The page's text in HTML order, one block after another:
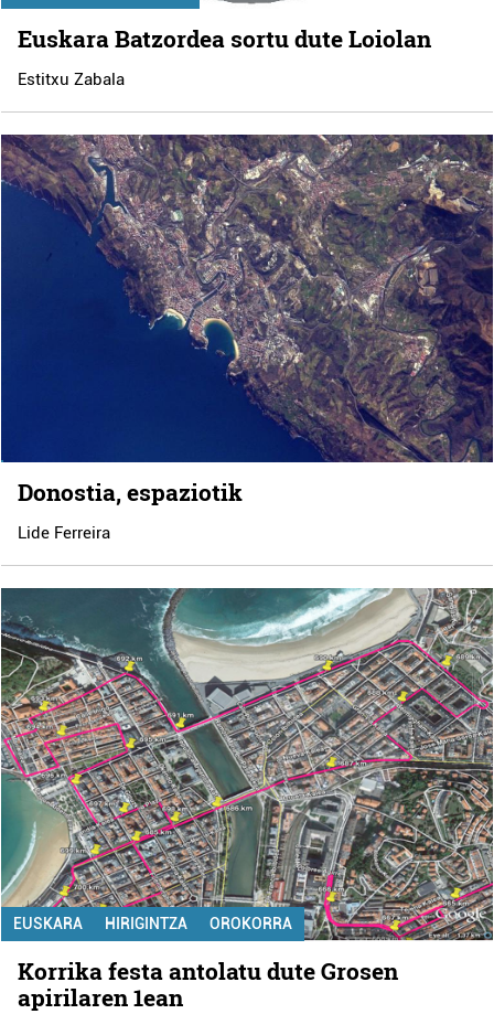
Euskara Batzordea sortu dute Loiolan
Estitxu Zabala
Donostia, espaziotik
Lide Ferreira
EUSKARA HIRIGINTZA OROKORRA
Korrika festa antolatu dute Grosen
apirilaren 1ean